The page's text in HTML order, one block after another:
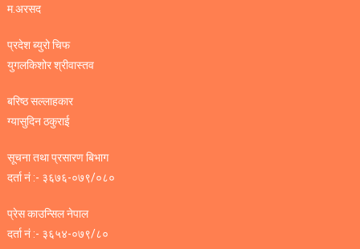
म.अरसद
प्रदेश ब्युरो चिफ
युगलकिशोर श्रीवास्तव
बरिष्ठ सल्लाहकार
ग्यासुदिन ठकुराई
सूचना तथा प्रसारण बिभाग
दर्ता नं :- ३६७६-०७९/०८०
प्रेस काउन्सिल नेपाल
दर्ता नं :- ३६५४-०७९/८०